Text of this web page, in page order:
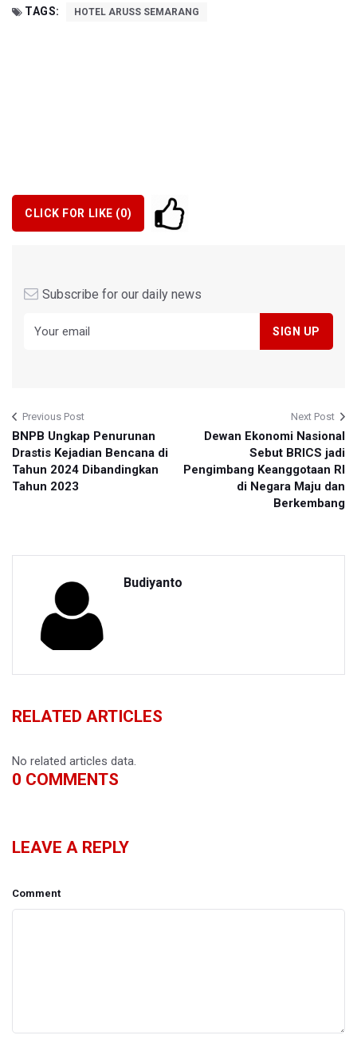
TAGS: HOTEL ARUSS SEMARANG
CLICK FOR LIKE (0)
Subscribe for our daily news
Previous Post
BNPB Ungkap Penurunan
Drastis Kejadian Bencana di
Tahun 2024 Dibandingkan
Tahun 2023
Next Post
Dewan Ekonomi Nasional
Sebut BRICS jadi
Pengimbang Keanggotaan RI
di Negara Maju dan
Berkembang
Budiyanto
RELATED ARTICLES
No related articles data.
0 COMMENTS
LEAVE A REPLY
Comment